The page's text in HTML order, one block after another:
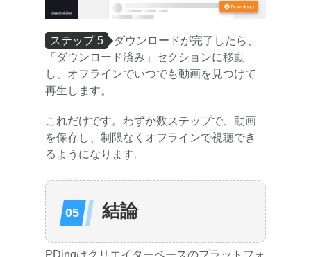
ステップ 5
ダウンロードが完了したら、
「ダウンロード済み」セクションに移動
し、オフラインでいつでも動画を見つけて
再生します。
これだけです。わずか数ステップで、動画
を保存し、制限なくオフラインで視聴でき
るようになります。
結論
PDingはクリエイターベースのプラットフォ